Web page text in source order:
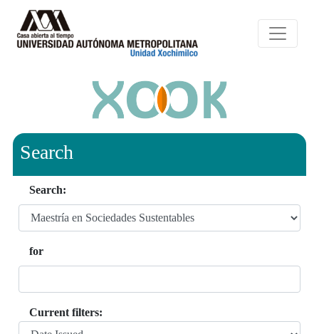
Search
Search:
for
Current filters: